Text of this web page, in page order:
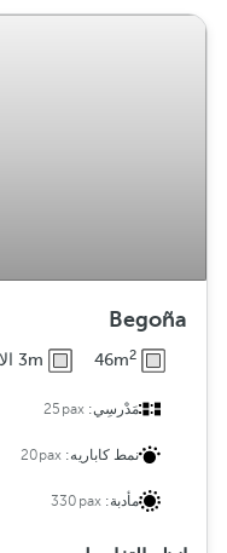
Begoña
46m2 3m الارتفاع
مَدْرسِي:25pax
نمط كاباريه: 20pax
مأدبة:330pax